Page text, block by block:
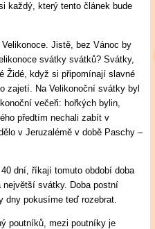
každý, který tento článek bude
Jistě, bez Vánoc by
svátky svátků? Svátky,
Židé, když si připomínají slavné
zajetí. Na Velikonoční svátky byl
večeři: hořkých bylin,
předtím nechali zabít v
v Jeruzalémě v době Paschy –
dní, říkají tomuto období doba
svátky. Doba postní
pokusíme teď rozebrat.
poutníků, mezi poutníky je